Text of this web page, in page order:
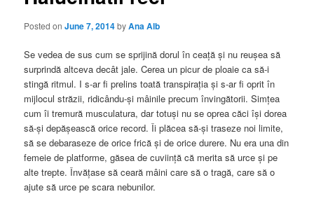
Posted onJune 7, 2014byAna Alb
Se vedea de sus cum se sprijină dorul în ceață și nu reușea să
surprindă altceva decât jale. Cerea un picur de ploaie ca să-i
stingă ritmul. I s-ar fi prelins toată transpirația și s-ar fi oprit în
mijlocul străzii, ridicându-și mâinile precum învingătorii. Simțea
cum îi tremură musculatura, dar totuși nu se oprea căci își dorea
să-și depășească orice record. Îi plăcea să-și traseze noi limite,
să se debaraseze de orice frică și de orice durere. Nu era una din
femeie de platforme, găsea de cuviință că merita să urce și pe
alte trepte. Învățase să ceară mâini care să o tragă, care să o
ajute să urce pe scara nebunilor.